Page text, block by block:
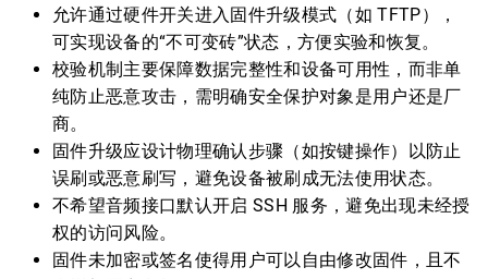
允许通过硬件开关进入固件升级模式（如 TFTP），
可实现设备的“不可变砖”状态，方便实验和恢复。
校验机制主要保障数据完整性和设备可用性，而非单
纯防止恶意攻击，需明确安全保护对象是用户还是厂
商。
固件升级应设计物理确认步骤（如按键操作）以防止
误刷或恶意刷写，避免设备被刷成无法使用状态。
不希望音频接口默认开启 SSH 服务，避免出现未经授
权的访问风险。
固件未加密或签名使得用户可以自由修改固件，且不